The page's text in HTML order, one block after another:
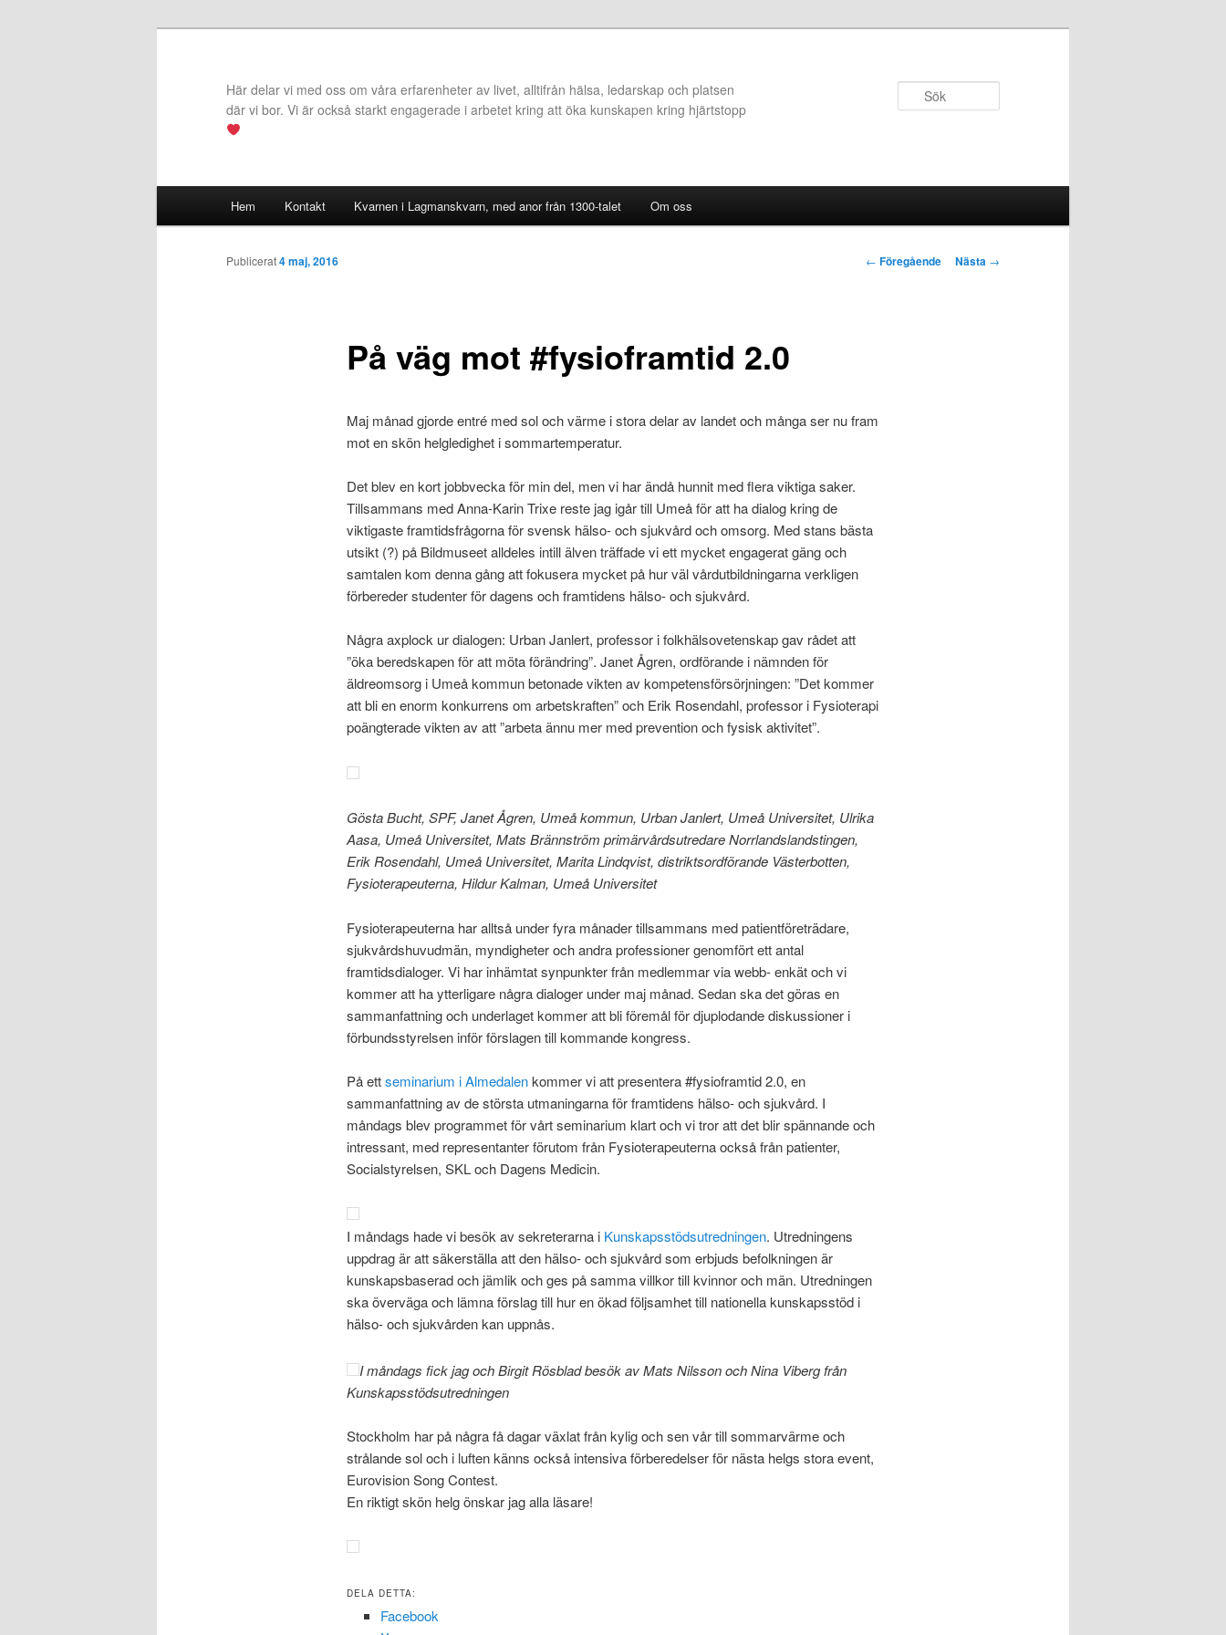
Här delar vi med oss om våra erfarenheter av livet, alltifrån hälsa, ledarskap och platsen
där vi bor. Vi är också starkt engagerade i arbetet kring att öka kunskapen kring hjärtstopp
Hem Kontakt Kvarnen i Lagmanskvarn, med anor från 1300-talet Om oss
Inläggsnavigering
← Föregående Nästa →
På väg mot #fysioframtid 2.0
Publicerat4 maj, 2016
Maj månad gjorde entré med sol och värme i stora delar av landet och många ser nu fram
mot en skön helgledighet i sommartemperatur.
Det blev en kort jobbvecka för min del, men vi har ändå hunnit med flera viktiga saker.
Tillsammans med Anna-Karin Trixe reste jag igår till Umeå för att ha dialog kring de
viktigaste framtidsfrågorna för svensk hälso- och sjukvård och omsorg. Med stans bästa
utsikt (?) på Bildmuseet alldeles intill älven träffade vi ett mycket engagerat gäng och
samtalen kom denna gång att fokusera mycket på hur väl vårdutbildningarna verkligen
förbereder studenter för dagens och framtidens hälso- och sjukvård.
Några axplock ur dialogen: Urban Janlert, professor i folkhälsovetenskap gav rådet att
”öka beredskapen för att möta förändring”. Janet Ågren, ordförande i nämnden för
äldreomsorg i Umeå kommun betonade vikten av kompetensförsörjningen: ”Det kommer
att bli en enorm konkurrens om arbetskraften” och Erik Rosendahl, professor i Fysioterapi
poängterade vikten av att ”arbeta ännu mer med prevention och fysisk aktivitet”.
Gösta Bucht, SPF, Janet Ågren, Umeå kommun, Urban Janlert, Umeå Universitet, Ulrika
Aasa, Umeå Universitet, Mats Brännström primärvårdsutredare Norrlandslandstingen,
Erik Rosendahl, Umeå Universitet, Marita Lindqvist, distriktsordförande Västerbotten,
Fysioterapeuterna, Hildur Kalman, Umeå Universitet
Fysioterapeuterna har alltså under fyra månader tillsammans med patientföreträdare,
sjukvårdshuvudmän, myndigheter och andra professioner genomfört ett antal
framtidsdialoger. Vi har inhämtat synpunkter från medlemmar via webb- enkät och vi
kommer att ha ytterligare några dialoger under maj månad. Sedan ska det göras en
sammanfattning och underlaget kommer att bli föremål för djuplodande diskussioner i
förbundsstyrelsen inför förslagen till kommande kongress.
På ettseminarium i Almedalenkommer vi att presentera #fysioframtid 2.0, en
sammanfattning av de största utmaningarna för framtidens hälso- och sjukvård. I
måndags blev programmet för vårt seminarium klart och vi tror att det blir spännande och
intressant, med representanter förutom från Fysioterapeuterna också från patienter,
Socialstyrelsen, SKL och Dagens Medicin.
I måndags hade vi besök av sekreterarna i Kunskapsstödsutredningen. Utredningens
uppdrag är att säkerställa att den hälso- och sjukvård som erbjuds befolkningen är
kunskapsbaserad och jämlik och ges på samma villkor till kvinnor och män. Utredningen
ska överväga och lämna förslag till hur en ökad följsamhet till nationella kunskapsstöd i
hälso- och sjukvården kan uppnås.
I måndags fick jag och Birgit Rösblad besök av Mats Nilsson och Nina Viberg från
Kunskapsstödsutredningen
Stockholm har på några få dagar växlat från kylig och sen vår till sommarvärme och
strålande sol och i luften känns också intensiva förberedelser för nästa helgs stora event,
Eurovision Song Contest.
En riktigt skön helg önskar jag alla läsare!
DELA DETTA:
Facebook